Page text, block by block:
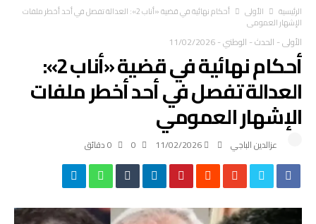
‫الرئيسية‬ الأولى
أحكام نهائية في قضية «أناب 2»: العدالة تفصل في أحد أخطر ملفات
الإشهار العمومي
الأولى- الحدث- الوطني-
11/02/2026
أحكام نهائية في قضية «أناب 2»:
العدالة تفصل في أحد أخطر ملفات
الإشهار العمومي
عزالدين الباجي 11/02/2026 0 ‫دقائق‬